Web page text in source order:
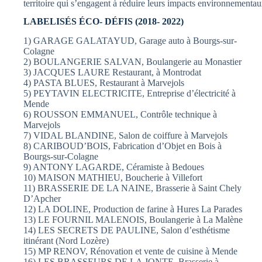
territoire qui s’engagent à réduire leurs impacts
LABELISÉS ÉCO- DÉFIS (2018- 2022)
1) GARAGE GALATAYUD, Garage auto à Bourgs-sur-
Colagne
2) BOULANGERIE SALVAN, Boulangerie au Monastier
3) JACQUES LAURE Restaurant, à Montrodat
4) PASTA BLUES, Restaurant à Marvejols
5) PEYTAVIN ELECTRICITE, Entreprise d’électricité à
Mende
6) ROUSSON EMMANUEL, Contrôle technique à
Marvejols
7) VIDAL BLANDINE, Salon de coiffure à Marvejols
8) CARIBOUD’BOIS, Fabrication d’Objet en Bois à
Bourgs-sur-Colagne
9) ANTONY LAGARDE, Céramiste à Bedoues
10) MAISON MATHIEU, Boucherie à Villefort
11) BRASSERIE DE LA NAINE, Brasserie à Saint Chely
D’Apcher
12) LA DOLINE, Production de farine à Hures La Parades
13) LE FOURNIL MALENOIS, Boulangerie à La Malène
14) LES SECRETS DE PAULINE, Salon d’esthétisme
itinérant (Nord Lozère)
15) MP RENOV, Rénovation et vente de cuisine à Mende